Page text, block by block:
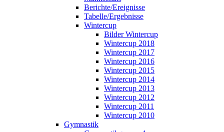
Berichte/Ereignisse
Tabelle/Ergebnisse
Wintercup
Bilder Wintercup
Wintercup 2018
Wintercup 2017
Wintercup 2016
Wintercup 2015
Wintercup 2014
Wintercup 2013
Wintercup 2012
Wintercup 2011
Wintercup 2010
Gymnastik